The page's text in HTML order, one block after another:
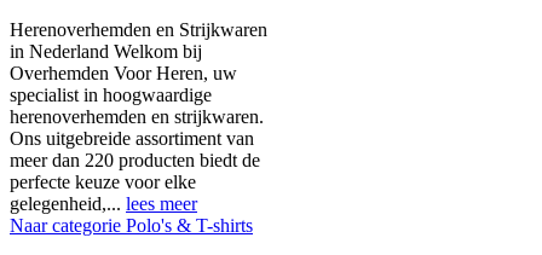
Herenoverhemden en Strijkwaren
in Nederland Welkom bij
Overhemden Voor Heren, uw
specialist in hoogwaardige
herenoverhemden en strijkwaren.
Ons uitgebreide assortiment van
meer dan 220 producten biedt de
perfecte keuze voor elke
gelegenheid,... lees meer
Naar categorie Polo's & T-shirts